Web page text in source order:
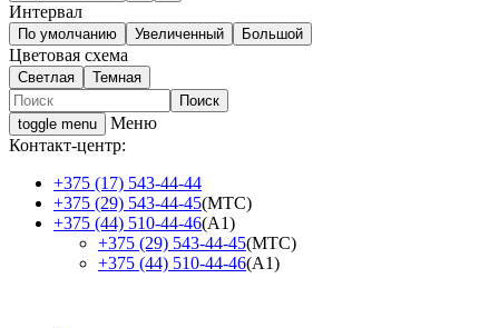
Интервал
По умолчанию Увеличенный Большой
Цветовая схема
Светлая Темная
toggle menu
Меню
Контакт-центр:
+375 (17) 543-44-44
+375 (29) 543-44-45(МТС)
+375 (44) 510-44-46(А1)
+375 (29) 543-44-45(МТС)
+375 (44) 510-44-46(А1)